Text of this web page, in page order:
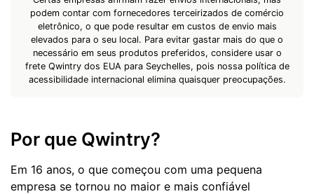
podem contar com fornecedores terceirizados de comércio
eletrônico, o que pode resultar em custos de envio mais
elevados para o seu local. Para evitar gastar mais do que o
necessário em seus produtos preferidos, considere usar o
frete Qwintry dos EUA para Seychelles, pois nossa política de
acessibilidade internacional elimina quaisquer preocupações.
Por que Qwintry?
Em 16 anos, o que começou com uma pequena
empresa se tornou no maior e mais confiável